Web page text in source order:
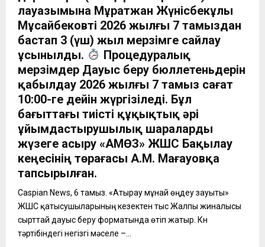
лауазымына Мұратжан Жүнісбекұлы
Мұсайбековті 2026 жылғы 7 тамыздан
бастап 3 (үш) жыл мерзімге сайлау
ұсынылды.
Процедуралық
мерзімдер Дауыс беру бюллетеньдерін
қабылдау 2026 жылғы 7 тамыз сағат
10:00-ге дейін жүргізіледі. Бұл
бағыттағы тиісті құқықтық әрі
ұйымдастырушылық шараларды
жүзеге асыру «АМӨЗ» ЖШС Бақылау
кеңесінің төрағасы А.М. Мағауовқа
тапсырылған.
Caspian News, 6 тамыз. «Атырау мұнай өңдеу зауыты»
ЖШС қатысушыларының кезектен тыс Жалпы жиналысы
сырттай дауыс беру форматында өтіп жатыр. Күн
тәртібіндегі негізгі мәселе –...